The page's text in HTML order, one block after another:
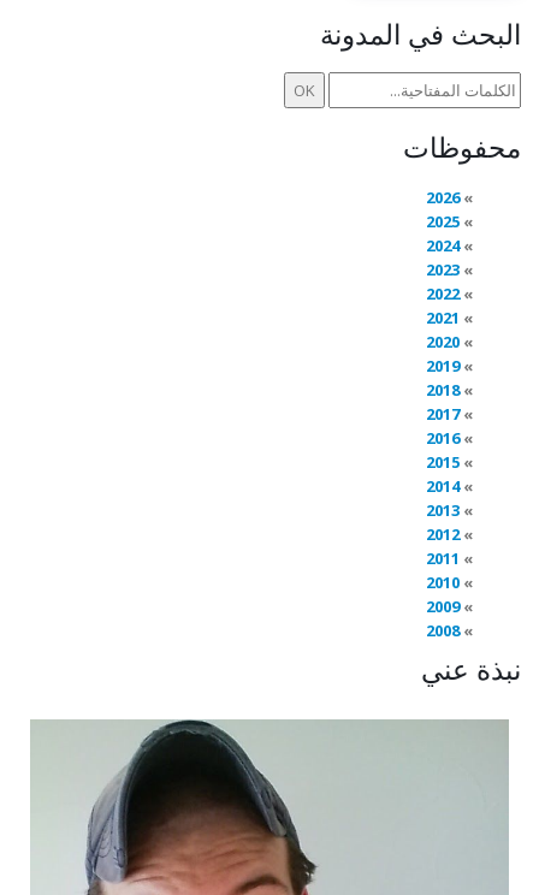
البحث في المدونة
محفوظات
2026
2025
2024
2023
2022
2021
2020
2019
2018
2017
2016
2015
2014
2013
2012
2011
2010
2009
2008
نبذة عني